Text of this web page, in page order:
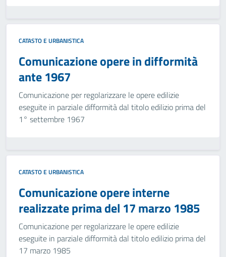
CATASTO E URBANISTICA
Comunicazione opere in difformità
ante 1967
Comunicazione per regolarizzare le opere edilizie
eseguite in parziale difformità dal titolo edilizio prima del
1° settembre 1967
CATASTO E URBANISTICA
Comunicazione opere interne
realizzate prima del 17 marzo 1985
Comunicazione per regolarizzare le opere edilizie
eseguite in parziale difformità dal titolo edilizio prima del
17 marzo 1985